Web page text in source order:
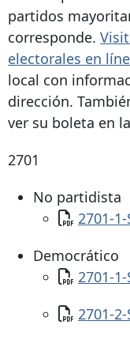
partidos
corresponde.
electorales en
local con
dirección.
ver su boleta en
2701
No partidista
2701-
Democrático
2701-
2701-